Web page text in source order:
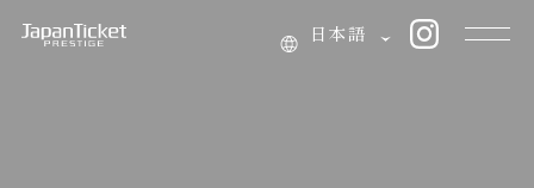
JapanTicket PRESTIGE日本語